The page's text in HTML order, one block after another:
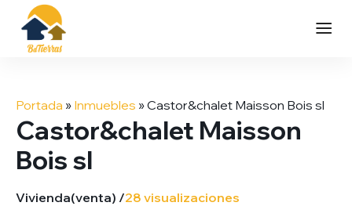
contenido
Portada » Inmuebles »Castor&chalet Maisson Bois sl
Castor&chalet Maisson
Bois sl
Vivienda(venta) /28 visualizaciones